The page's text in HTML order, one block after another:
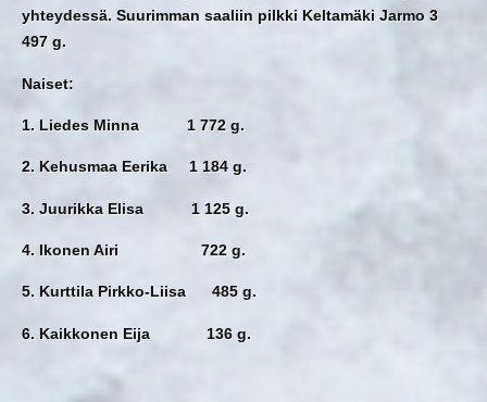
yhteydessä. Suurimman saaliin pilkki Keltamäki Jarmo 3
497 g.
Naiset:
1. Liedes Minna 1 772 g.
2. Kehusmaa Eerika 1 184 g.
3. Juurikka Elisa 1 125 g.
4. Ikonen Airi 722 g.
5. Kurttila Pirkko-Liisa 485 g.
6. Kaikkonen Eija 136 g.